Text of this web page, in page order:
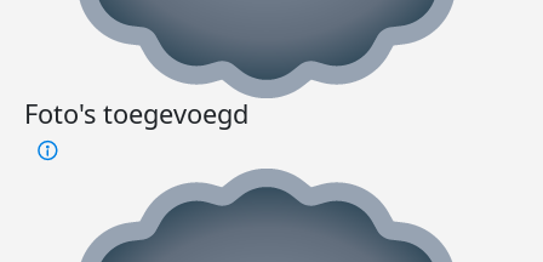
Foto's toegevoegd